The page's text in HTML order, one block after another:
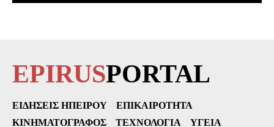
EPIRUSPORTAL
ΕΙΔΉΣΕΙΣ ΗΠΕΊΡΟΥ
ΕΠΙΚΑΙΡΌΤΗΤΑ
ΚΙΝΗΜΑΤΟΓΡΆΦΟΣ
ΤΕΧΝΟΛΟΓΊΑ
ΥΓΕΊΑ